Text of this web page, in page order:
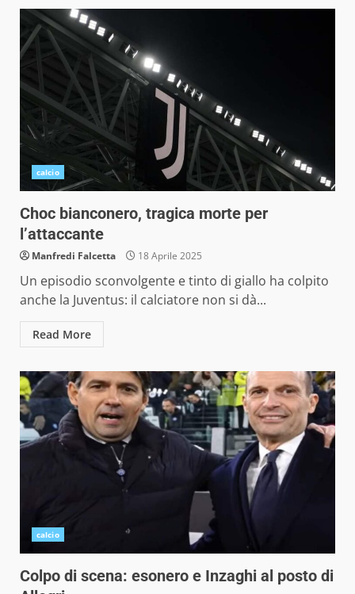
calcio
Choc bianconero, tragica morte per
l’attaccante
Manfredi Falcetta 18 Aprile 2025
Un episodio sconvolgente e tinto di giallo ha colpito
anche la Juventus: il calciatore non si dà...
Read More
calcio
Colpo di scena: esonero e Inzaghi al posto di